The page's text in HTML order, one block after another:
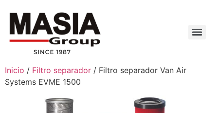
Inicio / Filtro separador / Filtro separador Van Air
Systems EVME 1500